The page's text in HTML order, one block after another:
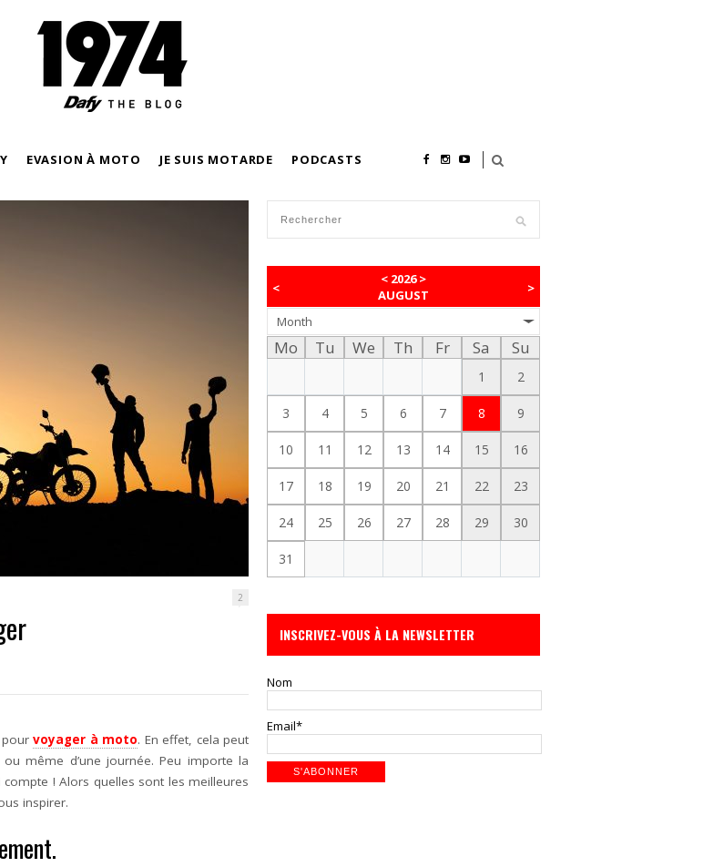
EVASION À MOTO JE SUIS MOTARDE PODCASTS
2
pourvoyager à moto. En effet, cela peut
même d’une journée. Peu importe la
! Alors quelles sont les meilleures
inspirer.
<
< 2026>
AUGUST
>
Month
Mo Tu We Th Fr Sa Su
1 2
3 4 5 6 7 8 9
10 11 12 13 14 15 16
17 18 19 20 21 22 23
24 25 26 27 28 29 30
31
INSCRIVEZ-VOUS À LA NEWSLETTER
Nom
Email*